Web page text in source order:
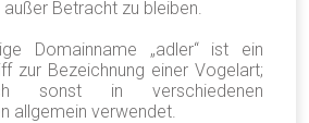
Betracht zu bleiben.
Domainname „adler“ ist ein
zur Bezeichnung einer Vogelart;
sonst in verschiedenen
allgemein verwendet.